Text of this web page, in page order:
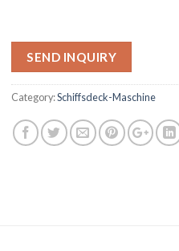
SEND INQUIRY
Category:Schiffsdeck-Maschine